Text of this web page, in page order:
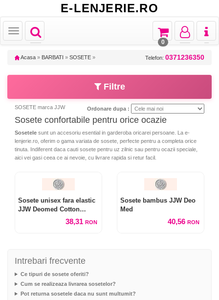
E-LENJERIE.RO
Toggle
navigation
Toggle
Toggle
navigation
Toggle
navigation
Toggle
navigation
0
Acasa » BARBATI » SOSETE » Telefon: 0371236350
Filtre
SOSETE marca JJW Ordonare dupa :
Sosete confortabile pentru orice ocazie
Sosetele sunt un accesoriu esential in garderoba oricarei persoane. La e-
lenjerie.ro, oferim o gama variata de sosete, perfecte pentru a completa orice
tinuta. Indiferent daca cauti sosete pentru uz zilnic sau pentru ocazii speciale,
aici vei gasi ceea ce ai nevoie, cu livrare rapida si retur facil.
Sosete unisex fara elastic
JJW Deomed Cotton
38,31 RON
Sosete bambus JJW Deo
Med
40,56 RON
Intrebari frecvente
Ce tipuri de sosete oferiti?
Cum se realizeaza livrarea sosetelor?
Pot returna sosetele daca nu sunt multumit?